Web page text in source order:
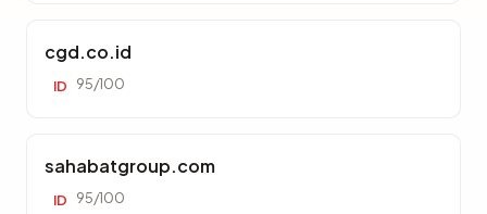
cgd.co.id
ID 95/100
sahabatgroup.com
ID 95/100